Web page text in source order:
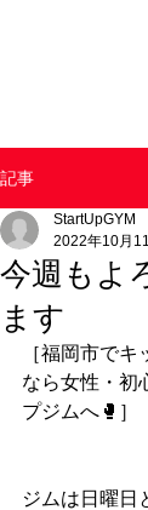
記事
今週もよ
ます
StartUpGYM
2022年10月
［福岡市で
なら女性・初
プジムへ🥊］
ジムは日曜日